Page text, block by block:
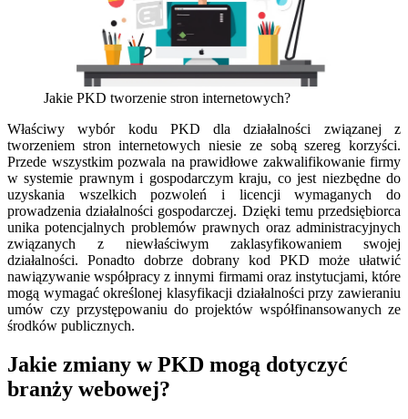
Jakie PKD tworzenie stron internetowych?
Właściwy wybór kodu PKD dla działalności związanej z
tworzeniem stron internetowych niesie ze sobą szereg korzyści.
Przede wszystkim pozwala na prawidłowe zakwalifikowanie firmy
w systemie prawnym i gospodarczym kraju, co jest niezbędne do
uzyskania wszelkich pozwoleń i licencji wymaganych do
prowadzenia działalności gospodarczej. Dzięki temu przedsiębiorca
unika potencjalnych problemów prawnych oraz administracyjnych
związanych z niewłaściwym zaklasyfikowaniem swojej
działalności. Ponadto dobrze dobrany kod PKD może ułatwić
nawiązywanie współpracy z innymi firmami oraz instytucjami, które
mogą wymagać określonej klasyfikacji działalności przy zawieraniu
umów czy przystępowaniu do projektów współfinansowanych ze
środków publicznych.
Jakie zmiany w PKD mogą dotyczyć
branży webowej?